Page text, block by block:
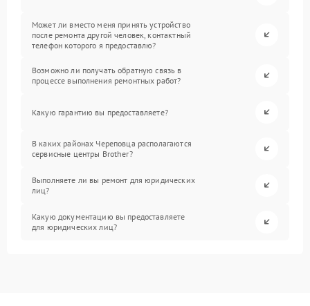
Может ли вместо меня принять устройство
после ремонта другой человек, контактный
телефон которого я предоставлю?
Возможно ли получать обратную связь в
процессе выполнения ремонтных работ?
Какую гарантию вы предоставляете?
В каких районах Череповца располагаются
сервисные центры Brother?
Выполняете ли вы ремонт для юридических
лиц?
Какую документацию вы предоставляете
для юридических лиц?